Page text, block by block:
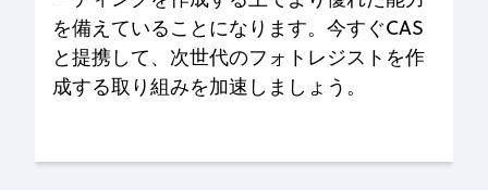
を備えていることになります。今すぐCAS
と提携して、次世代のフォトレジストを作
成する取り組みを加速しましょう。